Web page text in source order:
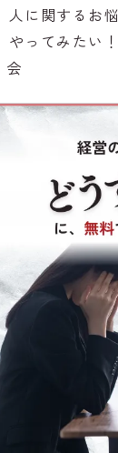
人に関するお
やってみたい
会